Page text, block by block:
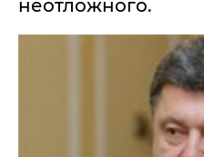
неотложного.